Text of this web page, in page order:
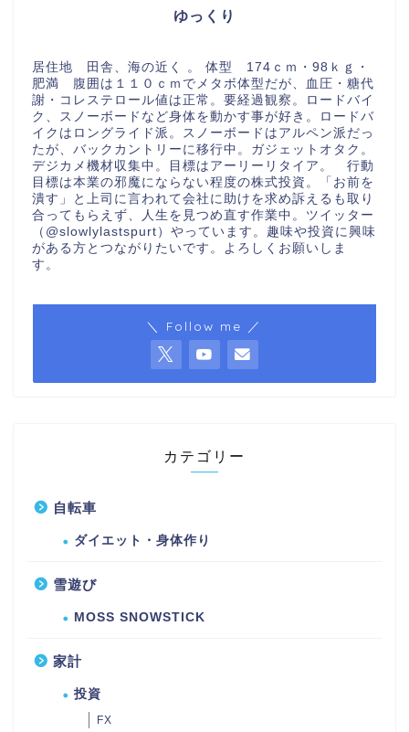
ゆっくり
居住地 田舎、海の近く 。 体型 174ｃｍ・98ｋｇ・
肥満 腹囲は１１０ｃｍでメタボ体型だが、血圧・糖代
謝・コレステロール値は正常。要経過観察。ロードバイ
ク、スノーボードなど身体を動かす事が好き。ロードバ
イクはロングライド派。スノーボードはアルペン派だっ
たが、バックカントリーに移行中。ガジェットオタク。
デジカメ機材収集中。目標はアーリーリタイア。 行動
目標は本業の邪魔にならない程度の株式投資。「お前を
潰す」と上司に言われて会社に助けを求め訴えるも取り
合ってもらえず、人生を見つめ直す作業中。ツイッター
（@slowlylastspurt）やっています。趣味や投資に興味
がある方とつながりたいです。よろしくお願いしま
す。
＼ Follow me ／
カテゴリー
自転車
ダイエット・身体作り
雪遊び
MOSS SNOWSTICK
家計
投資
FX